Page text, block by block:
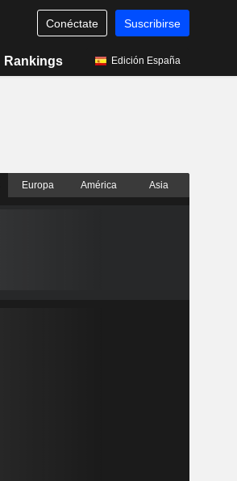
Conéctate Suscribirse
Rankings Edición España
Europa América Asia